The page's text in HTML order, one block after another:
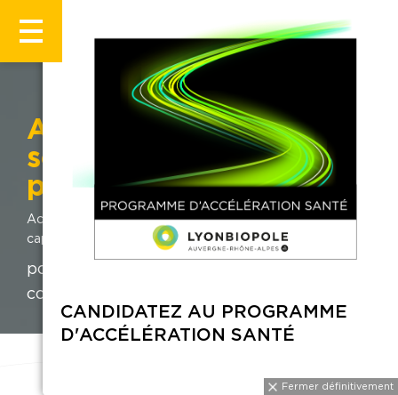
CANDIDATEZ AU PROGRAMME
D'ACCÉLÉRATION SANTÉ
Fermer
Axoltis Pharma ouvre
son capital au grand
public
Accueil Actualités
Axoltis Pharma ouvre son
capital au grand public
pour accélérer un traitement de rupture
contre la SLA.